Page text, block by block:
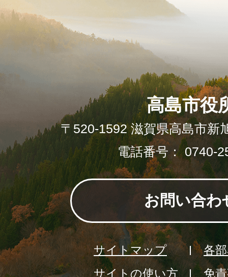
高島市役
〒520-1592 滋賀県高島市新
電話番号： 0740-
お問い合わ
サイトマップ
各
サイトの使い方
免